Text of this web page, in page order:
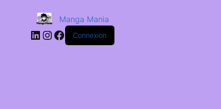
Manga Mania
Connexion